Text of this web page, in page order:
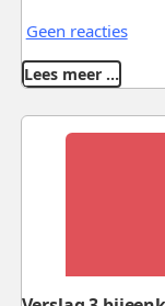
Geen reacties
Lees meer …